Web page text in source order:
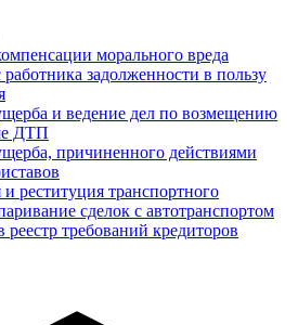
морального вреда
задолженности в пользу
и ведение дел по возмещению
ДТП
причиненного действиями
реституция транспортного
сделок с автотранспортом
требований кредиторов